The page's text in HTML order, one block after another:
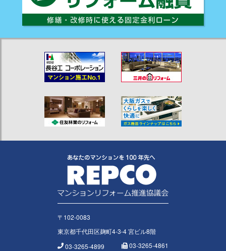
〒102-0083
東京都千代田区麹町4-3-4 宮ビル8階
03-3265-4899
03-3265-4861